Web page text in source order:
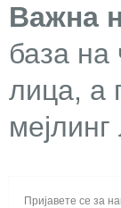
Важна
база на
лица, а
мејлинг
Пријавете се за